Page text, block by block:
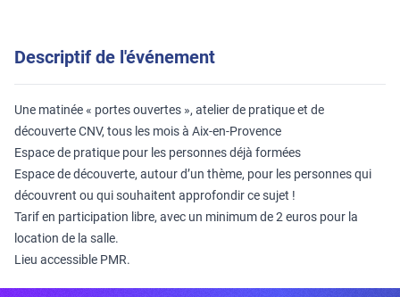
Descriptif de l'événement
Une matinée « portes ouvertes », atelier de pratique et de
découverte CNV, tous les mois à Aix-en-Provence
Espace de pratique pour les personnes déjà formées
Espace de découverte, autour d’un thème, pour les personnes qui
découvrent ou qui souhaitent approfondir ce sujet !
Tarif en participation libre, avec un minimum de 2 euros pour la
location de la salle.
Lieu accessible PMR.